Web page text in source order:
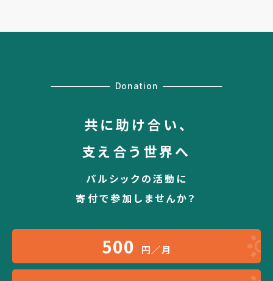
Donation
共に助け合い、
支え合う世界へ
パルシックの活動に
寄付で参加しませんか？
500 円／月